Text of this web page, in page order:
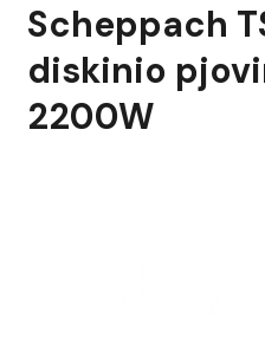
Scheppach
diskinio
2200W